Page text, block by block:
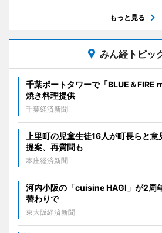
もっと見る
みん経トピッ
千葉ポートタワーで「BLUE＆
焼き料理提供
千葉経済新聞
上里町の児童生徒16人が町長らと
提案、再質問も
本庄経済新聞
河内小阪の「cuisine HAGI」が2周
替わりで
東大阪経済新聞